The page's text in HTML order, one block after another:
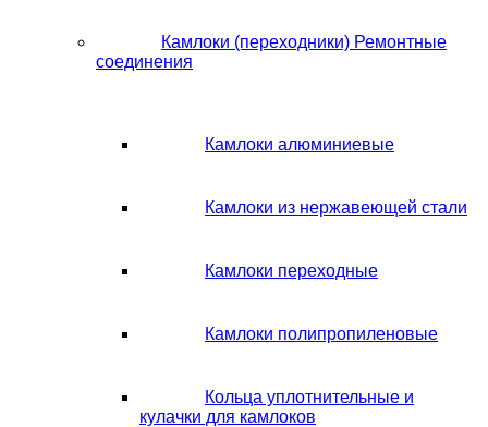
Камлоки (переходники) Ремонтные
соединения
Камлоки алюминиевые
Камлоки из нержавеющей стали
Камлоки переходные
Камлоки полипропиленовые
Кольца уплотнительные и
кулачки для камлоков